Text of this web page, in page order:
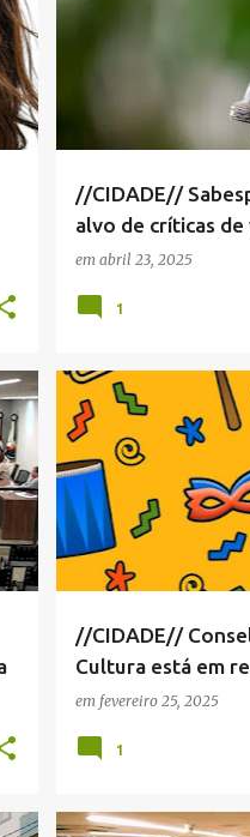
//CIDADE//
alvo de críticas
em abril 23, 2025
1
//CIDADE//
Cultura está em
que diz a
em fevereiro 25, 2025
ANA BÁRBARA MAGALDI
1